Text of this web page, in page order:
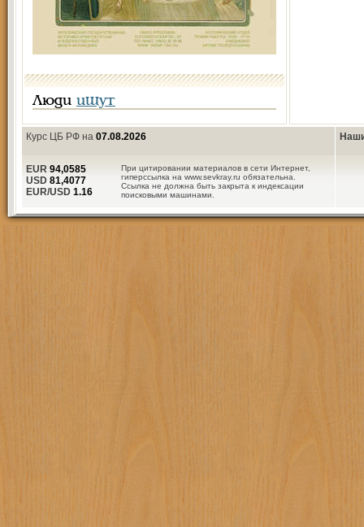
Люди ищут
Курс ЦБ РФ на 07.08.2026
При цитировании материалов в сети Интернет,
гиперссылка на www.sevkray.ru обязательна.
Ссылка не должна быть закрыта к индексации
поисковыми машинами.
EUR 94,0585
USD 81,4077
EUR/USD 1.16